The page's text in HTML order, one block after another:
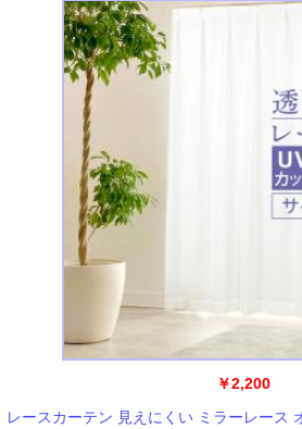
￥2,200
レースカーテン 見えにくい ミラーレース